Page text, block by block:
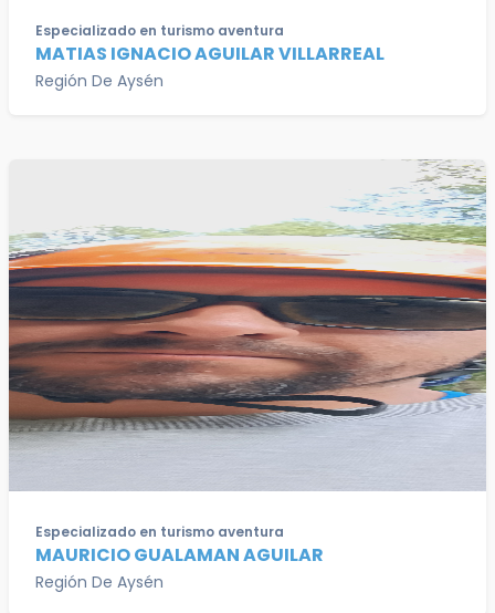
Especializado en turismo aventura
MATIAS IGNACIO AGUILAR VILLARREAL
Región De Aysén
Especializado en turismo aventura
MAURICIO GUALAMAN AGUILAR
Región De Aysén